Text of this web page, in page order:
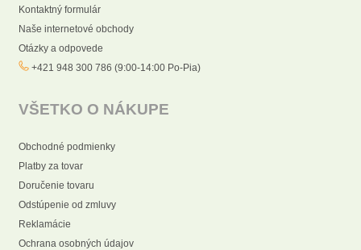
Kontaktný formulár
Naše internetové obchody
Otázky a odpovede
+421 948 300 786 (9:00-14:00 Po-Pia)
VŠETKO O NÁKUPE
Obchodné podmienky
Platby za tovar
Doručenie tovaru
Odstúpenie od zmluvy
Reklamácie
Ochrana osobných údajov